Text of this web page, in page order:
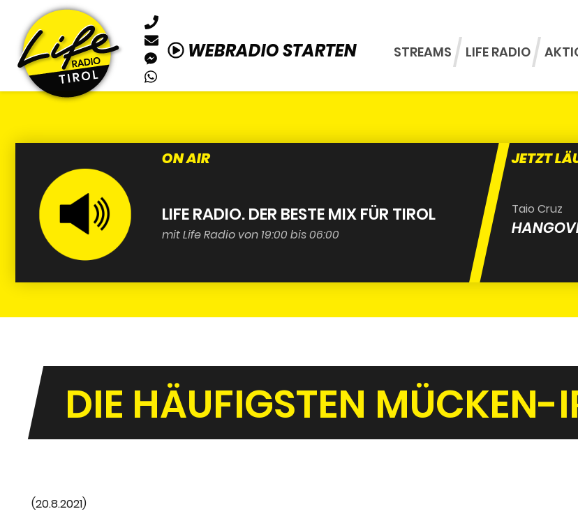
WEBRADIO STARTEN STREAMS LIFE RADIO
ON AIR
LIFE RADIO. DER BESTE MIX FÜR TIROL
mit Life Radio von 19:00 bis 06:00
JETZT
Taio Cruz
DIE HÄUFIGSTEN MÜCKEN-
(20.8.2021)